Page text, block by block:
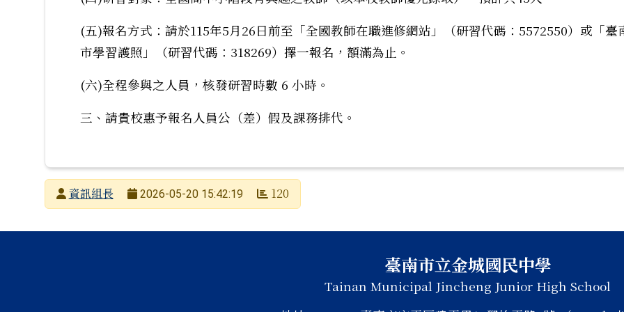
(五)報名方式：請於115年5月26日前至「全國教師在職進修網站」（研習代碼：5572550）或「臺
市學習護照」（研習代碼：318269）擇一報名，額滿為止。
(六)全程參與之人員，核發研習時數 6 小時。
三、請貴校惠予報名人員公（差）假及課務排代。
發布者資訊組長
2026-05-20 15:42:19 120
臺南市立金城國民中學
Tainan Municipal Jincheng Junior High School